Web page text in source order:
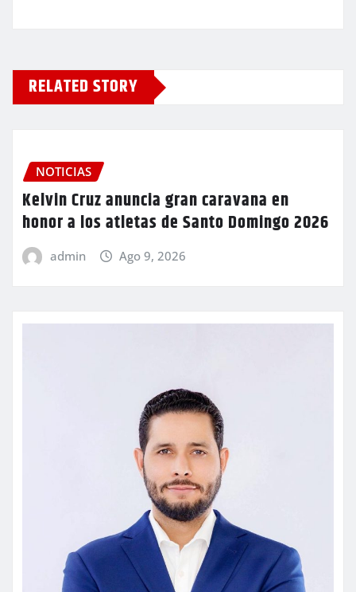
RELATED STORY
NOTICIAS
Kelvin Cruz anuncia gran caravana en
honor a los atletas de Santo Domingo 2026
admin Ago 9, 2026